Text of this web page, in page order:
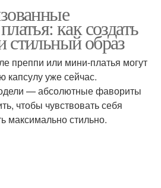
как создать
образ
преппи или мини-платья могут
капсулу уже сейчас.
— абсолютные фавориты
чтобы чувствовать себя
максимально стильно.